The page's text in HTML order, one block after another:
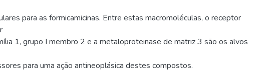
para as formicamicinas. Entre estas macromoléculas, o receptor
1, grupo I membro 2 e a metaloproteinase de matriz 3 são os alvos
para uma ação antineoplásica destes compostos.